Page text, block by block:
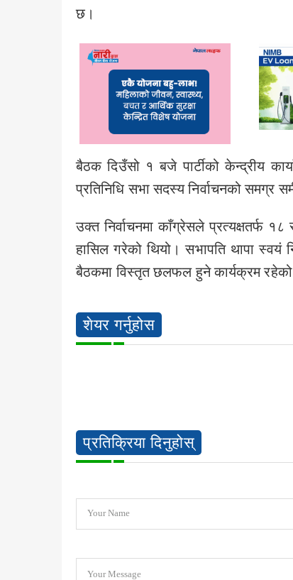
छ।
बैठक दिउँसो १ बजे पार्टीको केन्द्रीय
प्रतिनिधि सभा सदस्य निर्वाचनको समग्र
उक्त निर्वाचनमा काँग्रेसले प्रत्यक्षतर्फ
हासिल गरेको थियो। सभापति थापा स्वयं
बैठकमा विस्तृत छलफल हुने कार्यक्रम
शेयर गर्नुहोस
प्रतिक्रिया दिनुहोस्
Your Name
Your Message